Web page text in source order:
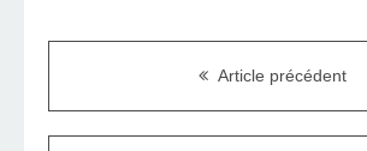
Article précédent